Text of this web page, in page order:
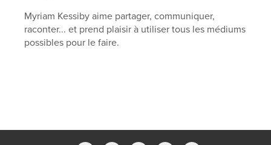
Myriam Kessiby aime partager, communiquer,
raconter... et prend plaisir à utiliser tous les médiums
possibles pour le faire.